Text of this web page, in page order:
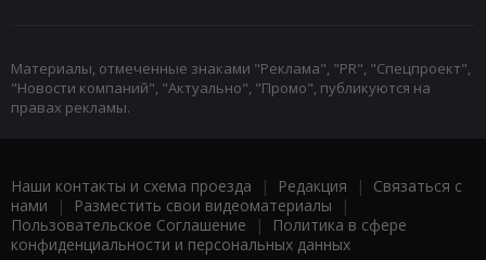
Материалы, отмеченные знаками "Реклама", "PR", "Спецпроект",
"Новости компаний", "Актуально", "Промо", публикуются на
правах рекламы.
Наши контакты и схема проезда | Редакция | Связаться с
нами | Разместить свои видеоматериалы |
Пользовательское Соглашение |
Политика в сфере
конфиденциальности и персональных данных